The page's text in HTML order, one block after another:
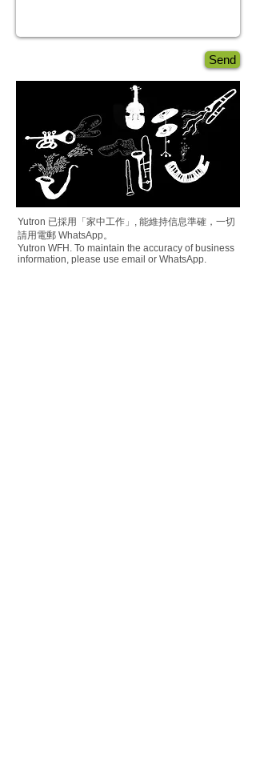
Send
Yutron 已採用「家中工作」, 能維持信息準確，一切
請用電郵 WhatsApp。
Yutron WFH. To maintain the accuracy of business
information, please use email or WhatsApp.